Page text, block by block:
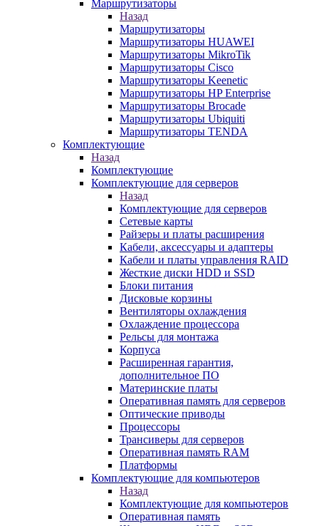
Маршрутизаторы
Назад
Маршрутизаторы
Маршрутизаторы HUAWEI
Маршрутизаторы MikroTik
Маршрутизаторы Cisco
Маршрутизаторы Keenetic
Маршрутизаторы HP Enterprise
Маршрутизаторы Brocade
Маршрутизаторы Ubiquiti
Маршрутизаторы TENDA
Комплектующие
Назад
Комплектующие
Комплектующие для серверов
Назад
Комплектующие для серверов
Сетевые карты
Райзеры и платы расширения
Кабели, аксессуары и адаптеры
Кабели и платы управления RAID
Жесткие диски HDD и SSD
Блоки питания
Дисковые корзины
Вентиляторы охлаждения
Охлаждение процессора
Рельсы для монтажа
Корпуса
Расширенная гарантия,
дополнительное ПО
Материнские платы
Оперативная память для серверов
Оптические приводы
Процессоры
Трансиверы для серверов
Оперативная память RAM
Платформы
Комплектующие для компьютеров
Назад
Комплектующие для компьютеров
Оперативная память